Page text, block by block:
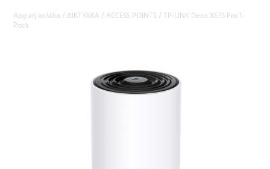
Αρχική σελίδα /ΔΙΚΤΥΑΚΑ /ACCESS POINTS / TP-LINK Deco XE75 Pro 1-
Pack